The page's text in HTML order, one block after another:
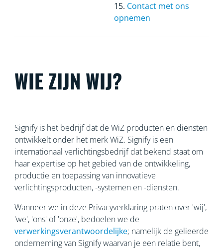
15. Contact met ons
opnemen
WIE ZIJN WIJ?
Signify is het bedrijf dat de WiZ producten en diensten
ontwikkelt onder het merk WiZ. Signify is een
internationaal verlichtingsbedrijf dat bekend staat om
haar expertise op het gebied van de ontwikkeling,
productie en toepassing van innovatieve
verlichtingsproducten, -systemen en -diensten.
Wanneer we in deze Privacyverklaring praten over 'wij',
'we', 'ons' of 'onze', bedoelen we de
verwerkingsverantwoordelijke; namelijk de gelieerde
onderneming van Signify waarvan je een relatie bent,